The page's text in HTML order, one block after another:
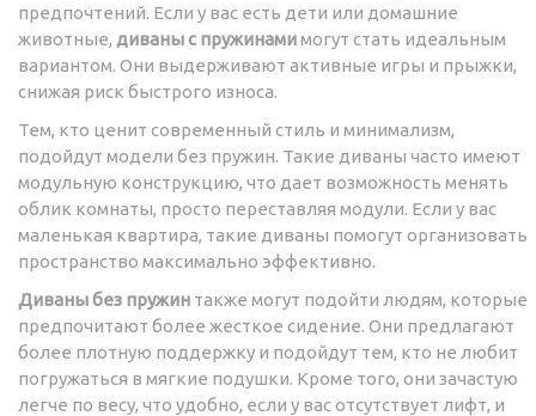
предпочтений. Если у вас есть дети или домашние
животные, диваны с пружинамимогут стать идеальным
вариантом. Они выдерживают активные игры и прыжки,
снижая риск быстрого износа.
Тем, кто ценит современный стиль и минимализм,
подойдут модели без пружин. Такие диваны часто имеют
модульную конструкцию, что дает возможность менять
облик комнаты, просто переставляя модули. Если у вас
маленькая квартира, такие диваны помогут организовать
пространство максимально эффективно.
Диваны без пружин также могут подойти людям, которые
предпочитают более жесткое сидение. Они предлагают
более плотную поддержку и подойдут тем, кто не любит
погружаться в мягкие подушки. Кроме того, они зачастую
легче по весу, что удобно, если у вас отсутствует лифт, и